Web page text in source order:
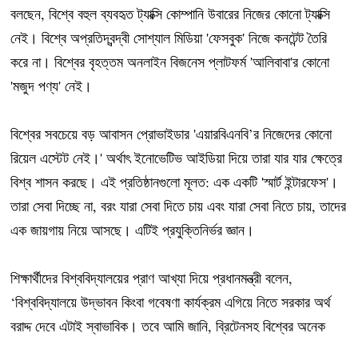
বলছেন, বিশ্বে বহুল ব্যবহৃত ট্যাক্সি কোম্পানি উবারের নিজের কোনো ট্যাক্সি
নেই। বিশ্বে অপ্রতিদ্বন্দ্বী সোশ্যাল মিডিয়া 'ফেসবুক' নিজে কনটেন্ট তৈরি
করে না। বিশ্বের বৃহত্তম অনলাইন বিজনেস প্লাটফর্ম 'আলিবাবা'র কোনো
'মজুদ পণ্য' নেই।
বিশ্বের সবচেয়ে বড় আবাসন প্রোভাইডার 'এয়ারবিএনবি’র নিজেদের কোনো
রিয়েল এস্টেট নেই।' অর্থাৎ ইনোভেটিভ আইডিয়া দিয়ে তারা যার যার ক্ষেত্রে
বিশ্ব শাসন করছে। এই প্রতিষ্ঠানগুলো মূলত: এক একটি 'স্মার্ট ইন্টারফেস'।
তারা সেবা দিচ্ছে না, বরং যারা সেবা দিতে চায় এবং যারা সেবা নিতে চায়, তাদের
এক জায়গায় নিয়ে আসছে। এটিই প্রযুক্তিনির্ভর জ্ঞান।
শিক্ষার্থীদের বিশ্ববিদ্যালয়ের প্রাণ আখ্যা দিয়ে প্রধানমন্ত্রী বলেন,
‘বিশ্ববিদ্যালয়ে উদ্ভাবন কিংবা গবেষণা কার্যক্রম এগিয়ে নিতে সরকার অর্থ
বরাদ্দ দেবে এটাই স্বাভাবিক। তবে আমি জানি, ব্রিটেনসহ বিশ্বের অনেক